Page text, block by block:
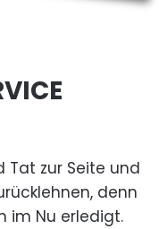
Tat zur Seite und
denn
im Nu erledigt.